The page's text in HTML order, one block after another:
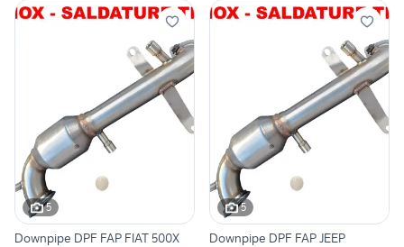
5
Downpipe DPF FAP FIAT 500X
5
Downpipe DPF FAP JEEP